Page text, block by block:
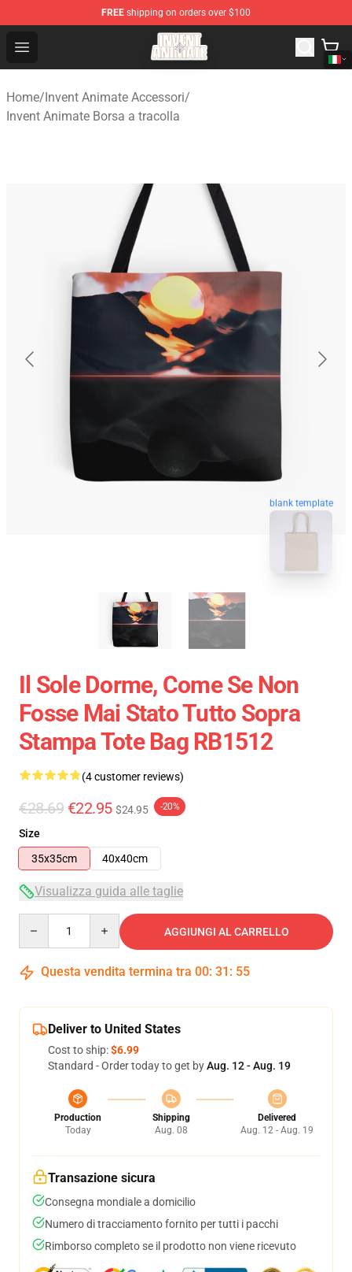
FREE shipping on orders over $100
Open menu
Invent Animate Shop - Official Invent Animate
Home/Invent Animate Accessori/
Invent Animate Borsa a tracolla
blank template
Il Sole Dorme, Come Se Non
Fosse Mai Stato Tutto Sopra
Stampa Tote Bag RB1512
(4 customer reviews)
€28.69 €22.95 $24.95 -20%
Size
35x35cm
40x40cm
Visualizza guida alle taglie
AGGIUNGI AL CARRELLO
Questa vendita termina tra 00: 31 : 54
Deliver to United States
Cost to ship:$6.99
Standard - Order today to get byAug. 12 - Aug. 19
Production
Today
Shipping
Aug. 08
Delivered
Aug. 12 - Aug. 19
Transazione sicura
Consegna mondiale a domicilio
Numero di tracciamento fornito per tutti i pacchi
Rimborso completo se il prodotto non viene ricevuto